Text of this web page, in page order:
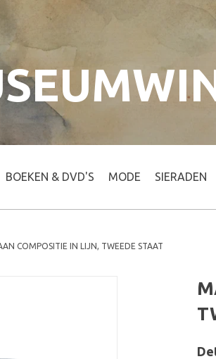
BOEKEN & DVD'S MODE SIERADEN
COMPOSITIE IN LIJN, TWEEDE STAAT